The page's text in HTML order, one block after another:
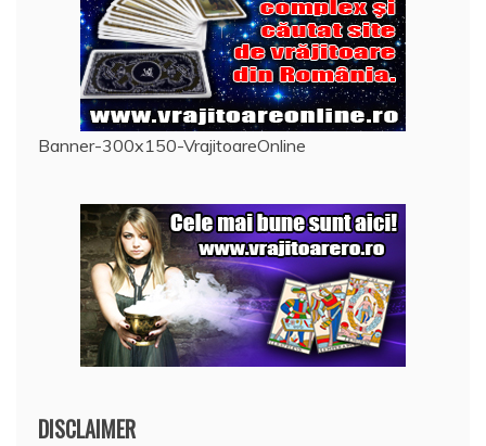
Banner-300x150-VrajitoareOnline
DISCLAIMER